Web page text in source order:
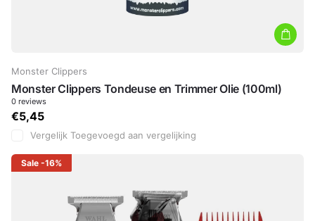
Monster Clippers
Monster Clippers Tondeuse en Trimmer Olie (100ml)
0 reviews
€5,45
Vergelijk Toegevoegd aan vergelijking
Sale -16%